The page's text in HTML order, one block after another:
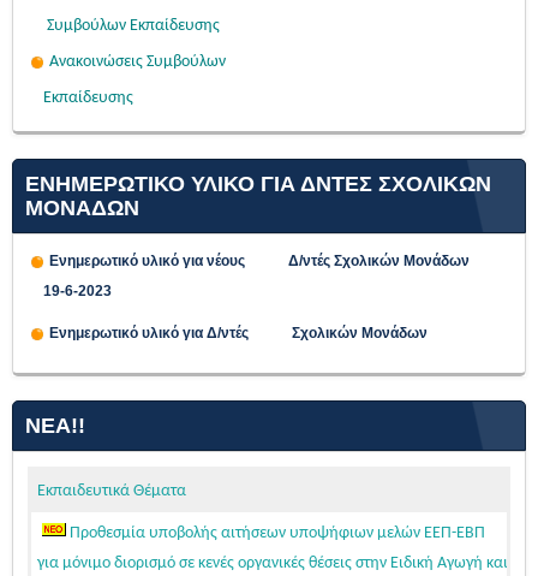
Συμβούλων Εκπαίδευσης
Ανακοινώσεις Συμβούλων
Εκπαίδευσης
ΕΝΗΜΕΡΩΤΙΚΟ ΥΛΙΚΟ ΓΙΑ ΔΝΤΕΣ ΣΧΟΛΙΚΩΝ
ΜΟΝΑΔΩΝ
Ενημερωτικό υλικό για νέους Δ/ντές Σχολικών Μονάδων
19-6-2023
Ενημερωτικό υλικό για Δ/ντές Σχολικών Μονάδων
ΝΈΑ!!
Εκπαιδευτικά Θέματα
Προθεσμία υποβολής αιτήσεων υποψήφιων μελών ΕΕΠ-ΕΒΠ
για μόνιμο διορισμό σε κενές οργανικές θέσεις στην Ειδική Αγωγή και